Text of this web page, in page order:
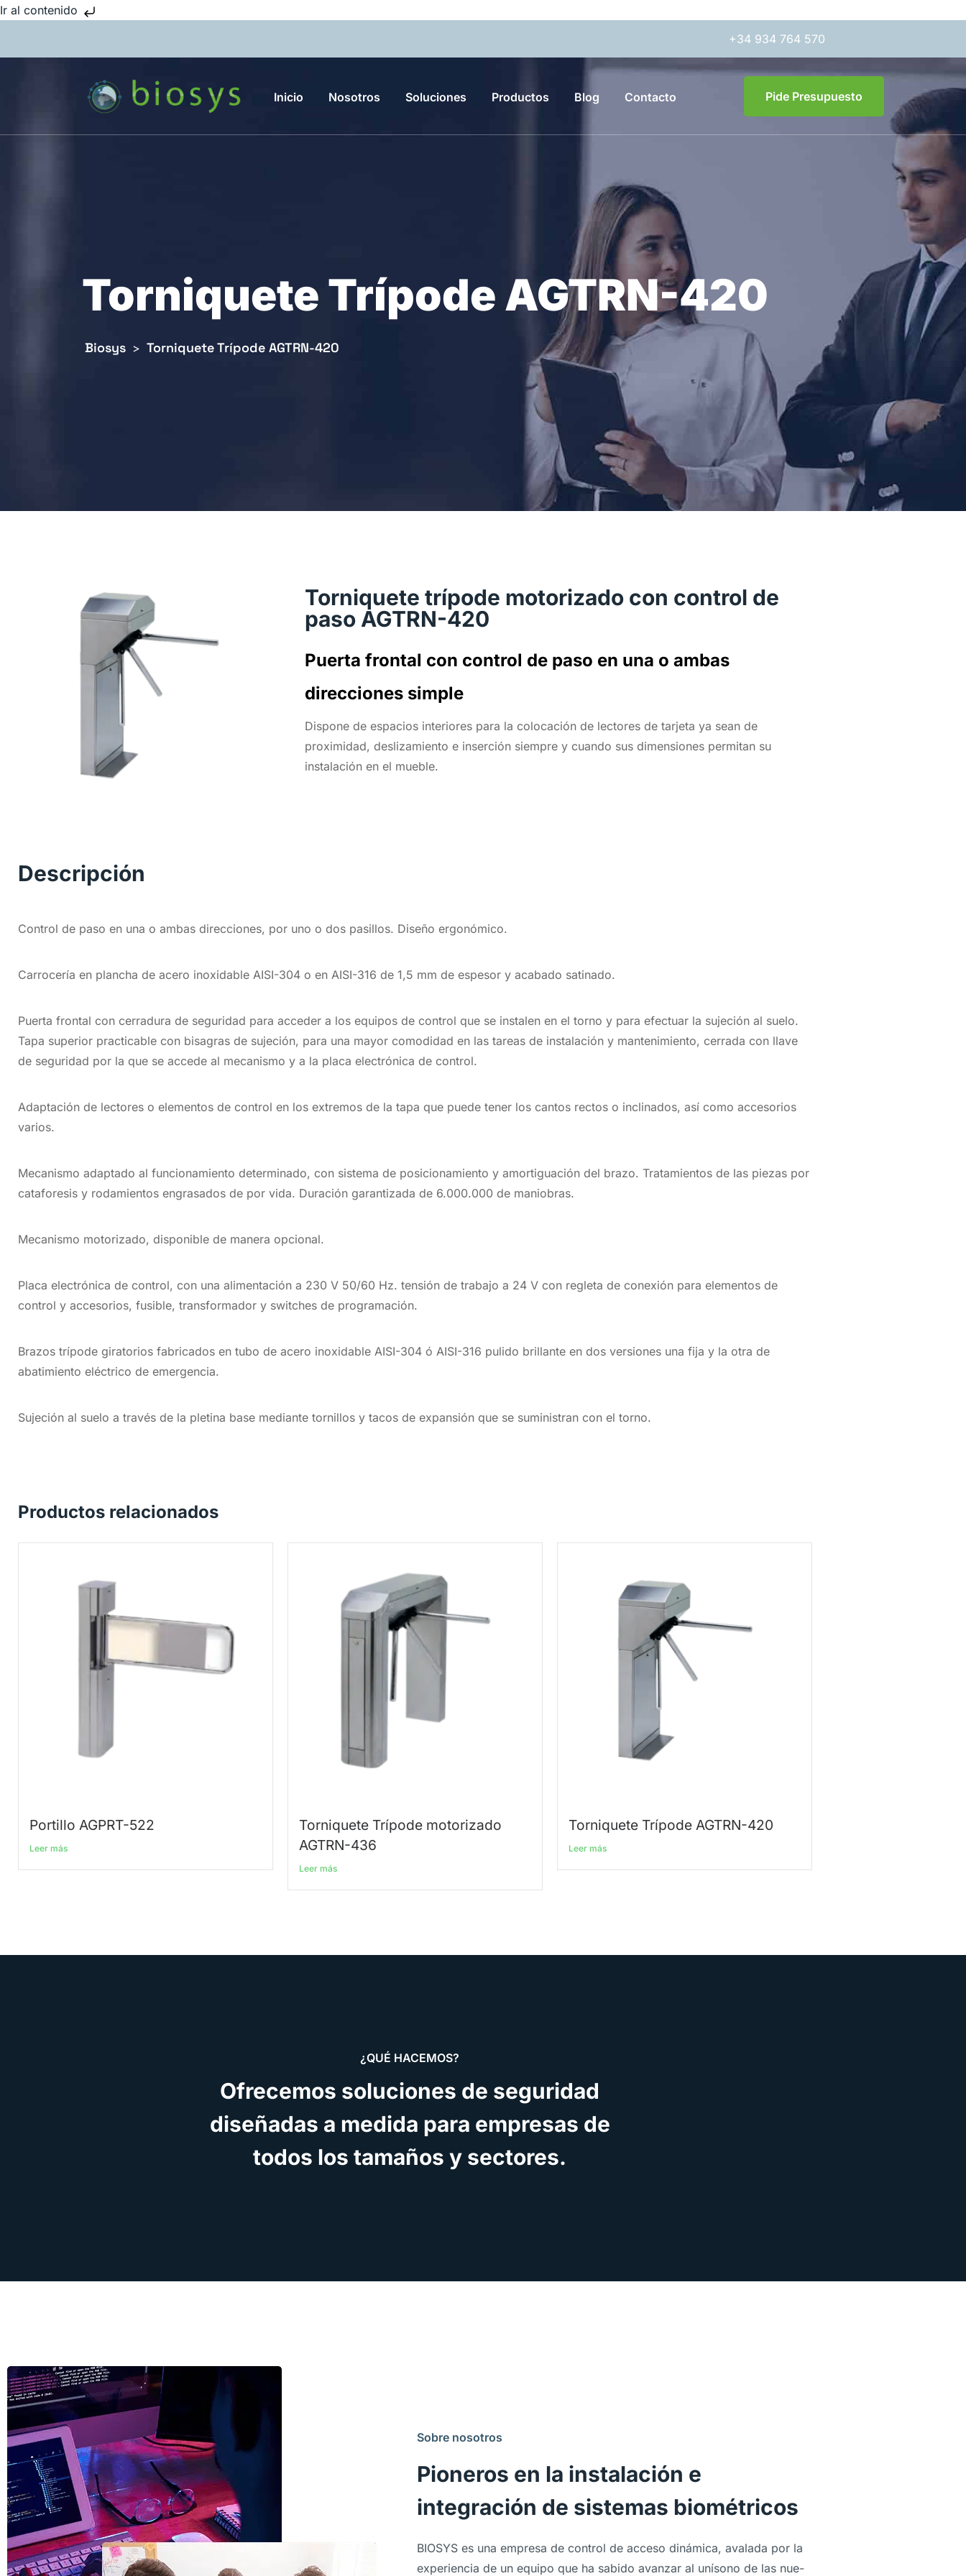
Ir al contenido
+34 934 764 570
Inicio Nosotros Soluciones Productos Blog Contacto Pide Presupuesto
Torniquete Trípode AGTRN-420
Biosys > Torniquete Trípode AGTRN-420
Torniquete trípode motorizado con control de
paso AGTRN-420
Puerta frontal con control de paso en una o ambas
direcciones simple
Dispone de espacios interiores para la colocación de lectores de tarjeta ya sean de
proximidad, deslizamiento e inserción siempre y cuando sus dimensiones permitan su
instalación en el mueble.
Descripción
Control de paso en una o ambas direcciones, por uno o dos pasillos. Diseño ergonómico.
Carrocería en plancha de acero inoxidable AISI-304 o en AISI-316 de 1,5 mm de espesor y acabado satinado.
Puerta frontal con cerradura de seguridad para acceder a los equipos de control que se instalen en el torno y para efectuar la sujeción al suelo.
Tapa superior practicable con bisagras de sujeción, para una mayor comodidad en las tareas de instalación y mantenimiento, cerrada con llave
de seguridad por la que se accede al mecanismo y a la placa electrónica de control.
Adaptación de lectores o elementos de control en los extremos de la tapa que puede tener los cantos rectos o inclinados, así como accesorios
varios.
Mecanismo adaptado al funcionamiento determinado, con sistema de posicionamiento y amortiguación del brazo. Tratamientos de las piezas por
cataforesis y rodamientos engrasados de por vida. Duración garantizada de 6.000.000 de maniobras.
Mecanismo motorizado, disponible de manera opcional.
Placa electrónica de control, con una alimentación a 230 V 50/60 Hz. tensión de trabajo a 24 V con regleta de conexión para elementos de
control y accesorios, fusible, transformador y switches de programación.
Brazos trípode giratorios fabricados en tubo de acero inoxidable AISI-304 ó AISI-316 pulido brillante en dos versiones una fija y la otra de
abatimiento eléctrico de emergencia.
Sujeción al suelo a través de la pletina base mediante tornillos y tacos de expansión que se suministran con el torno.
Productos relacionados
Portillo AGPRT-522
Leer más
Torniquete Trípode motorizado
AGTRN-436
Leer más
Torniquete Trípode AGTRN-420
Leer más
¿QUÉ HACEMOS?
Ofrecemos soluciones de seguridad
diseñadas a medida para empresas de
todos los tamaños y sectores.
Sobre nosotros
Pioneros en la instalación e
integración de sistemas biométricos
BIOSYS es una em­presa de control de acceso di­ná­mica, ava­lada por la
ex­pe­rien­cia de un equipo que ha sa­bido avan­zar al uní­sono de las nue­